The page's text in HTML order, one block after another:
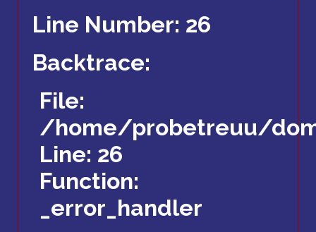
Line Number: 26
Backtrace:
File:
/home/probetreuu/
Line: 26
Function:
_error_handler